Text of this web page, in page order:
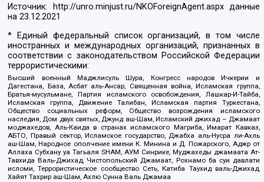
Источник: http://unro.minjust.ru/NKOForeignAgent.aspxданные
на23.12.2021
* Единый федеральный список организаций, в том числе
иностранных и международных организаций, признанных в
соответствии с законодательством Российской Федерации
террористическими:
Высший военный Маджлисуль Шура, Конгресс народов Ичкерии и
Дагестана, База, Асбат аль-Ансар, Священная война, Исламская группа,
Братья-мусульмане, Партия исламского освобождения, Лашкар-И-Тайба,
Исламская группа, Движение Талибан, Исламская партия Туркестана,
Общество социальных реформ, Общество возрождения исламского
наследия, Дом двух святых, Джунд аш-Шам, Исламский джихад – Джамаат
моджахедов, Аль-Каида в странах исламского Магриба, Имарат Кавказ,
АБТО, Правый сектор, Исламское государство, Джабха аль-Нусра ли-Ахль
аш-Шам, Народное ополчение имени К. Минина и Д. Пожарского, Аджр от
Аллаха Субхану уа Тагьаля SHAM, АУМ Синрике, Муджахеды джамаата Ат-
Тавхида Валь-Джихад, Чистопольский Джамаат, Рохнамо ба суи давлати
исломи, Террористическое сообщество Сеть, Катиба Таухид валь-Джихад,
Хайят Тахрир аш-Шам, Ахлю Сунна Валь Джамаа